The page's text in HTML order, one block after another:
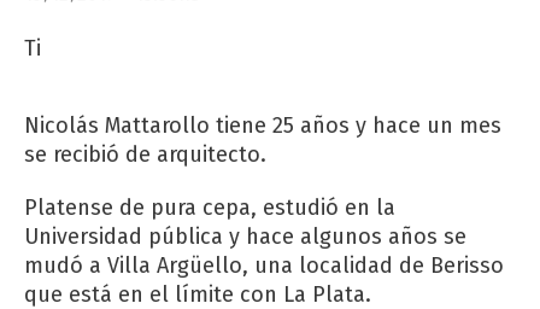
Ti
Nicolás Mattarollo tiene 25 años y hace un mes
se recibió de arquitecto.
Platense de pura cepa, estudió en la
Universidad pública y hace algunos años se
mudó a Villa Argüello, una localidad de Berisso
que está en el límite con La Plata.